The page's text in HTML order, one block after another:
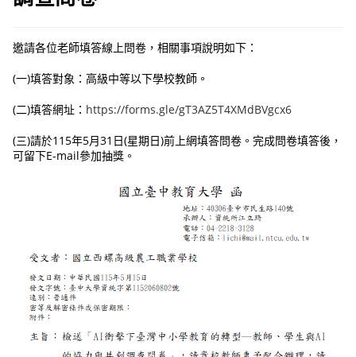
邀請各位老師填答線上問卷，相關事項說明如下：
(一)填答對象：高級中等以下學校教師。
(二)填答網址： https://forms.gle/gT3AZ5T4XMdBVgcx6
(三)請於115年5月31日(星期日)前上網填答問卷。完成問卷填答後，
可留下E-mail參加抽獎。